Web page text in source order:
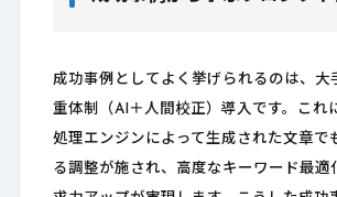
成功事例としてよく挙げられるのは、大
重体制（AI＋人間校正）導入です。これ
処理エンジンによって生成された文章で
る調整が施され、高度なキーワード最適